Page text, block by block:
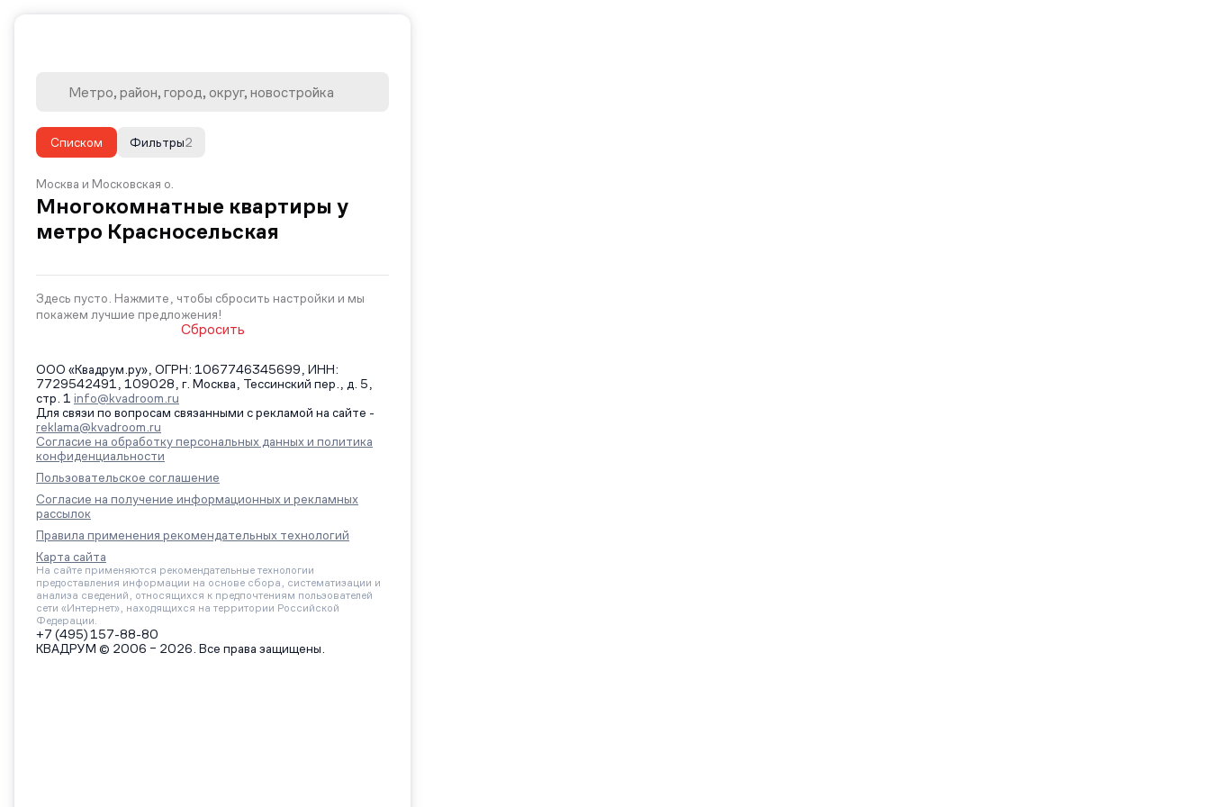
Списком 2
Фильтры
Москва и Московская о.
Многокомнатные квартиры у
метро Красносельская
Здесь пусто. Нажмите, чтобы сбросить настройки и мы
покажем лучшие предложения!
Сбросить
ООО «Квадрум.ру», ОГРН: 1067746345699, ИНН:
7729542491, 109028, г. Москва, Тессинский пер., д. 5,
стр. 1 info@kvadroom.ru
Для связи по вопросам связанными с рекламой на сайте -
reklama@kvadroom.ru
Согласие на обработку персональных данных и политика
конфиденциальности
Пользовательское соглашение
Согласие на получение информационных и рекламных
рассылок
Правила применения рекомендательных технологий
Карта сайта
На сайте применяются рекомендательные технологии
предоставления информации на основе сбора, систематизации и
анализа сведений, относящихся к предпочтениям пользователей
сети «Интернет», находящихся на территории Российской
Федерации.
+7 (495) 157-88-80
КВАДРУМ © 2006 – 2026. Все права защищены.